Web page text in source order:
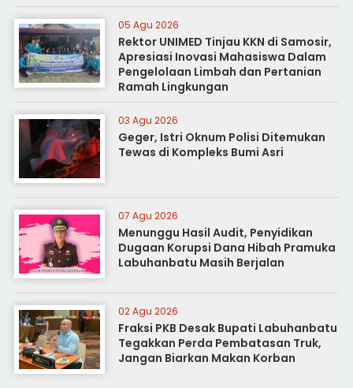
05 Agu 2026
Rektor UNIMED Tinjau KKN di Samosir,
Apresiasi Inovasi Mahasiswa Dalam
Pengelolaan Limbah dan Pertanian
Ramah Lingkungan
03 Agu 2026
Geger, Istri Oknum Polisi Ditemukan
Tewas di Kompleks Bumi Asri
07 Agu 2026
Menunggu Hasil Audit, Penyidikan
Dugaan Korupsi Dana Hibah Pramuka
Labuhanbatu Masih Berjalan
02 Agu 2026
Fraksi PKB Desak Bupati Labuhanbatu
Tegakkan Perda Pembatasan Truk,
Jangan Biarkan Makan Korban